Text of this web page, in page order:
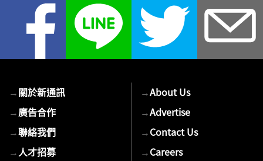
→關於新通訊
→廣告合作
→聯絡我們
→人才招募
→About Us
→Advertise
→Contact Us
→Careers